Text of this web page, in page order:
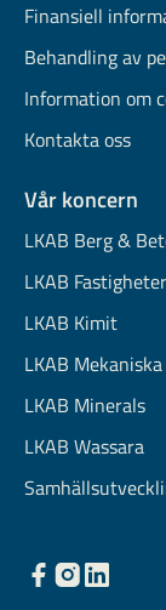
Finansiell
Behandling av
Information om
Kontakta oss
Vår koncern
LKAB Berg &
LKAB Fastigheter
LKAB Kimit
LKAB Mekaniska
LKAB Minerals
LKAB Wassara